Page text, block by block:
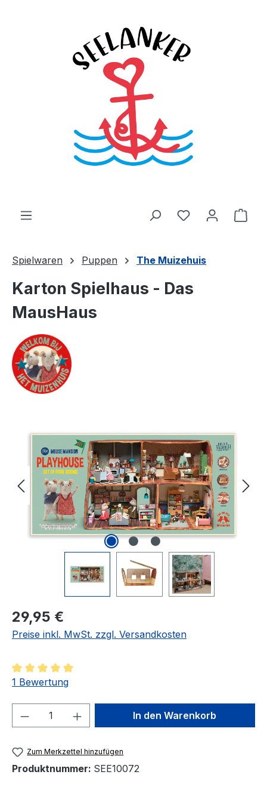
Du hast 0
Spielwaren Puppen The Muizehuis
Karton Spielhaus - Das
MausHaus
Regulärer Preis:
29,95 €
Preise inkl. MwSt. zzgl. Versandkosten
Durchschnittliche Bewertung von 5 von 5 Sternen
1 Bewertung
Produkt Anzahl: Gib denIn den Warenkorb
Zum Merkzettel hinzufügen
Produktnummer: SEE10072